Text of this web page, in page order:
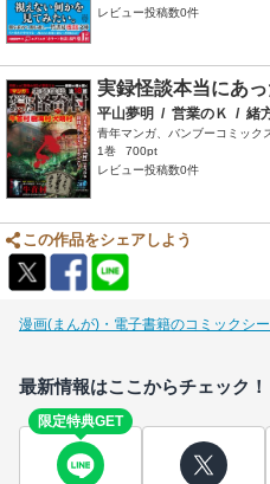
レビュー投稿数0件
実録怪談本当にあ
平山夢明 / 営業のＫ / 緒
青年マンガ、バンブーコミック
1巻
700pt
レビュー投稿数0件
この作品をシェアしよう
漫画(まんが)・電子書籍のコミックシ
最新情報はここからチェック！
限定特典GET